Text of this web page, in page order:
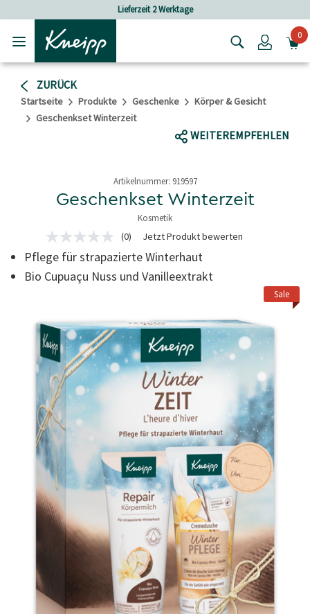
Lieferzeit 2 Werktage
Login0
ZURÜCK
Startseite Produkte Geschenke
Körper & Gesicht
Geschenkset Winterzeit
WEITEREMPFEHLEN
Sale
Artikelnummer: 919597
Geschenkset Winterzeit
Kosmetik
4,9 von 5 Sternen
Kein
Beurteilungswert
Link
auf
derselben
(0) Jetzt Produkt bewerten
Pflege für strapazierte Winterhaut
Bio Cupuaçu Nuss und Vanilleextrakt